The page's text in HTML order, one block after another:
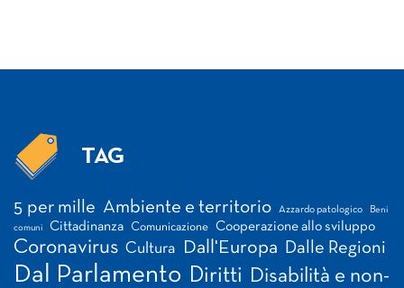
TAG
5 per mille Ambiente e territorio Azzardo patologico Beni
comuni Cittadinanza Comunicazione Cooperazione allo sviluppo
Coronavirus Cultura Dall'Europa Dalle Regioni
Dal Parlamento Diritti
Disabilità e non-